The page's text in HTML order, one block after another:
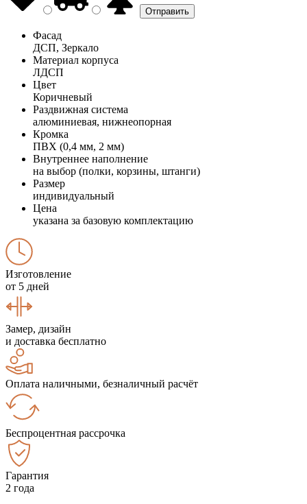
Фасад
ДСП, Зеркало
Материал корпуса
ЛДСП
Цвет
Коричневый
Раздвижная система
алюминиевая, нижнеопорная
Кромка
ПВХ (0,4 мм, 2 мм)
Внутреннее наполнение
на выбор (полки, корзины, штанги)
Размер
индивидуальный
Цена
указана за базовую комплектацию
Изготовление
от 5 дней
Замер, дизайн
и доставка бесплатно
Оплата наличными, безналичный расчёт
Беспроцентная рассрочка
Гарантия
2 года